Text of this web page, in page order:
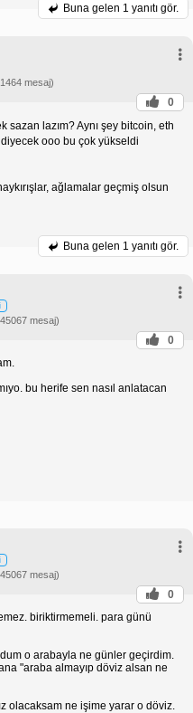
Buna gelen 1 yanıtı gör.
mesaj)
0
sazan lazım? Aynı şey bitcoin, eth
ooo bu çok yükseldi
ağlamalar geçmiş olsun
Buna gelen 1 yanıtı gör.
mesaj)
0
bu herife sen nasıl anlatacan
mesaj)
0
biriktirmemeli. para günü
o arabayla ne günler geçirdim.
"araba almayıp döviz alsan ne
olacaksam ne işime yarar o döviz.